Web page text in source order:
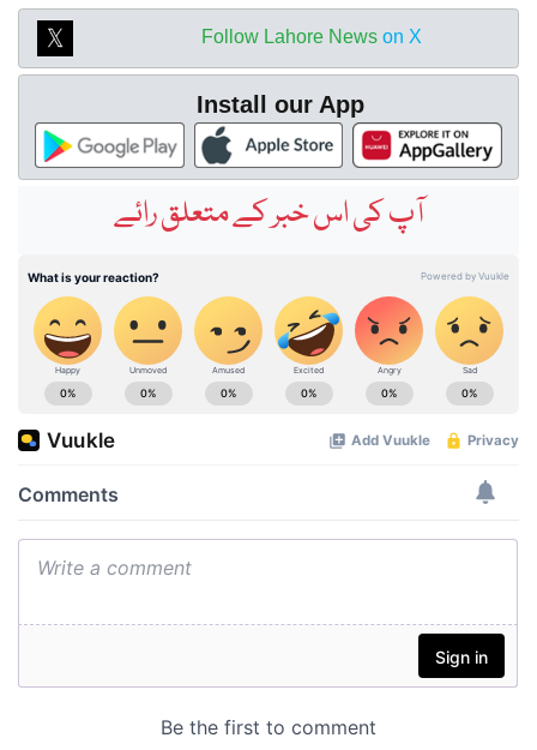
Follow Lahore News on X
Install our App
آپ کی اس خبر کے متعلق رائے